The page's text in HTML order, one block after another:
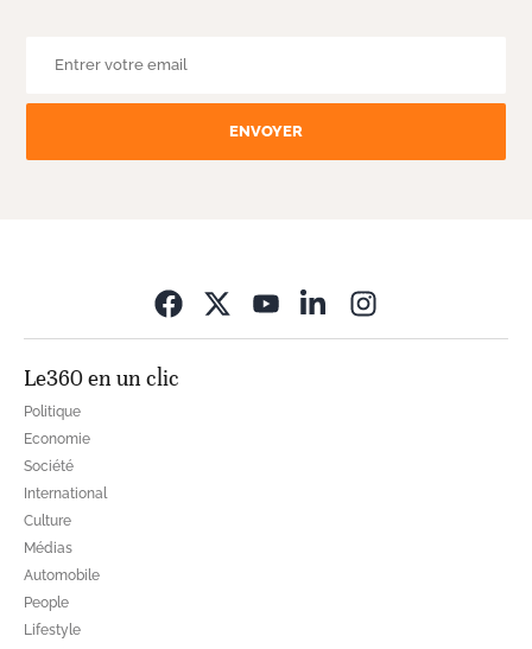
ENVOYER
Le360 en un clic
Politique
Economie
Société
International
Culture
Médias
Automobile
People
Lifestyle